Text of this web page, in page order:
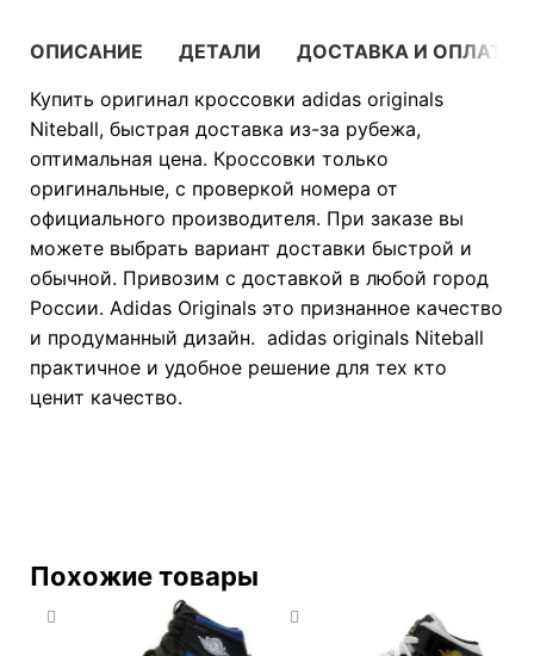
ОПИСАНИЕ ДЕТАЛИ
ДОСТАВКА И ОПЛАТА
Купить оригинал кроссовки adidas originals
Niteball, быстрая доставка из-за рубежа,
оптимальная цена. Кроссовки только
оригинальные, с проверкой номера от
официального производителя. При заказе вы
можете выбрать вариант доставки быстрой и
обычной. Привозим с доставкой в любой город
России. Adidas Originals это признанное качество
и продуманный дизайн. adidas originals Niteball
практичное и удобное решение для тех кто
ценит качество.
Похожие товары